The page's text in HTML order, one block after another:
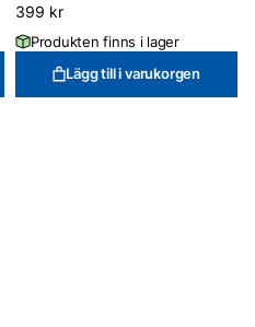
399 kr
Produkten finns i lager
Lägg till i varukorgen